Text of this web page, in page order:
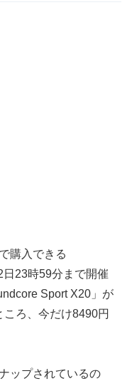
購入できる
日23時59分まで開催
Sport X20」が
ろ、今だけ8490円
ップされているの